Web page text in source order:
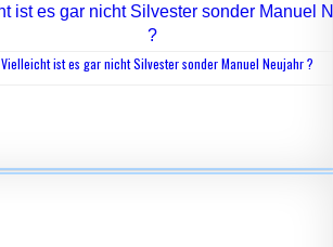
Vielleicht ist es gar nicht Silvester sonder Manuel Neujahr ?